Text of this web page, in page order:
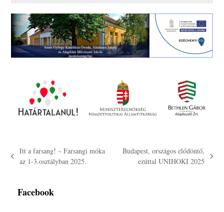
previous
Itt a farsang! – Farsangi móka
az 1-3.osztályban 2025.
Budapest, országos elődöntő,
ezúttal UNIHOKI 2025
Facebook